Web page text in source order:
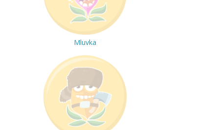
Mluvka